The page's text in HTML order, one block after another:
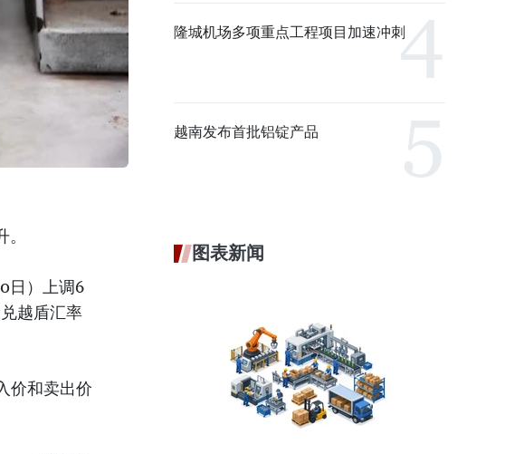
日）上调6
越盾汇率
价和卖出价
隆城机场多项重点工程项目加速冲刺
越南发布首批铝锭产品
图表新闻